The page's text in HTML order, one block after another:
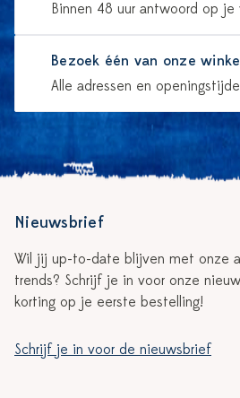
Binnen 48 uur antwoord op je
Bezoek één van onze
Alle adressen en
Nieuwsbrief
Wil jij up-to-date blijven met onze
trends? Schrijf je in voor onze
korting op je eerste bestelling!
Schrijf je in voor de nieuwsbrief